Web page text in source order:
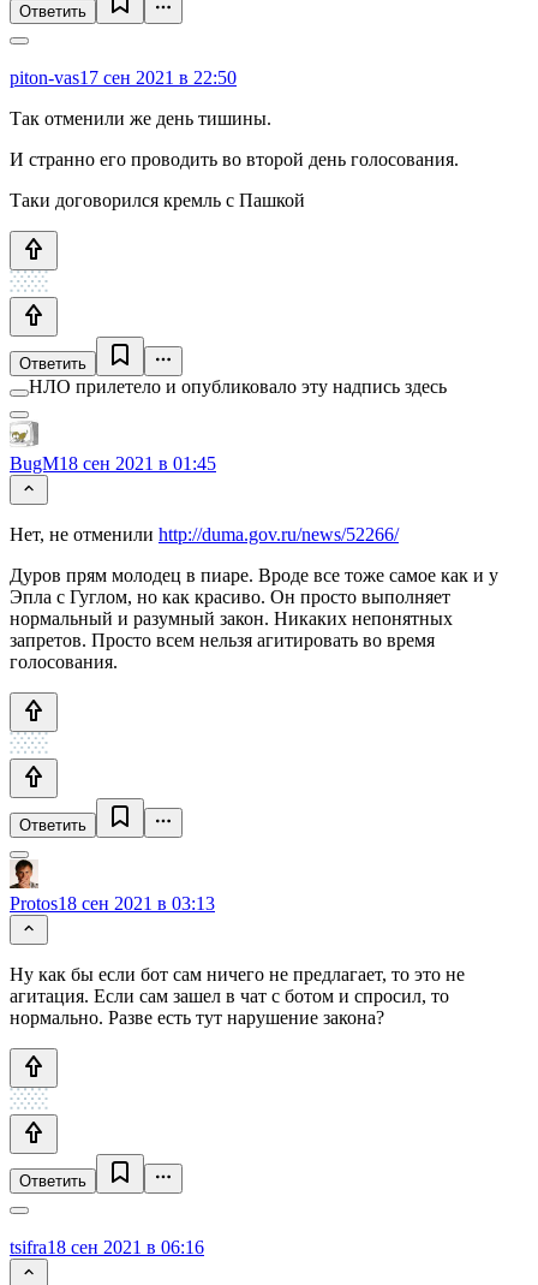
Ответить
piton-vas17 сен 2021 в 22:50
Так отменили же день тишины.
И странно его проводить во второй день голосования.
Таки договорился кремль с Пашкой
Ответить
НЛО прилетело и опубликовало эту надпись здесь
BugM18 сен 2021 в 01:45
Нет, не отменили http://duma.gov.ru/news/52266/
Дуров прям молодец в пиаре. Вроде все тоже самое как и у
Эпла с Гуглом, но как красиво. Он просто выполняет
нормальный и разумный закон. Никаких непонятных
запретов. Просто всем нельзя агитировать во время
голосования.
Ответить
Protos18 сен 2021 в 03:13
Ну как бы если бот сам ничего не предлагает, то это не
агитация. Если сам зашел в чат с ботом и спросил, то
нормально. Разве есть тут нарушение закона?
Ответить
tsifra18 сен 2021 в 06:16